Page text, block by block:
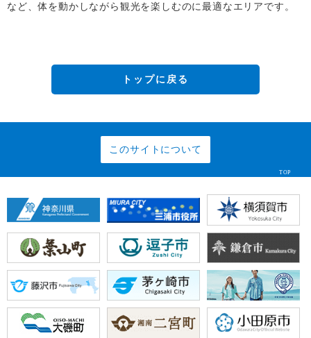
など、体を動かしながら観光を楽しむのに最適なエリアです。
トップに戻る
このサイトについて
TOP